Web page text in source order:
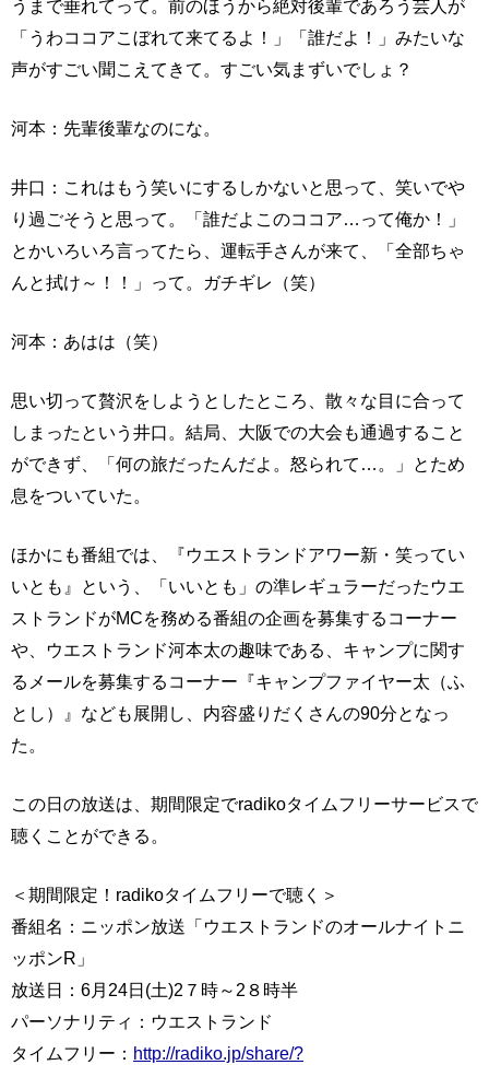
うまで垂れてって。前のほうから絶対後輩であろう芸人が
「うわココアこぼれて来てるよ！」「誰だよ！」みたいな
声がすごい聞こえてきて。すごい気まずいでしょ？
河本：先輩後輩なのにな。
井口：これはもう笑いにするしかないと思って、笑いでや
り過ごそうと思って。「誰だよこのココア…って俺か！」
とかいろいろ言ってたら、運転手さんが来て、「全部ちゃ
んと拭け～！！」って。ガチギレ（笑）
河本：あはは（笑）
思い切って贅沢をしようとしたところ、散々な目に合って
しまったという井口。結局、大阪での大会も通過すること
ができず、「何の旅だったんだよ。怒られて…。」とため
息をついていた。
ほかにも番組では、『ウエストランドアワー新・笑ってい
いとも』という、「いいとも」の準レギュラーだったウエ
ストランドがMCを務める番組の企画を募集するコーナー
や、ウエストランド河本太の趣味である、キャンプに関す
るメールを募集するコーナー『キャンプファイヤー太（ふ
とし）』なども展開し、内容盛りだくさんの90分となっ
た。
この日の放送は、期間限定でradikoタイムフリーサービスで
聴くことができる。
＜期間限定！radikoタイムフリーで聴く＞
番組名：ニッポン放送「ウエストランドのオールナイトニ
ッポンR」
放送日：6月24日(土)2７時～2８時半
パーソナリティ：ウエストランド
タイムフリー： http://radiko.jp/share/?